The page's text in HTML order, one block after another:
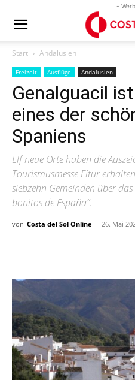
-
Start Andalusien
Freizeit Ausflüge Andalusien
Genalguacil
eines der
Spaniens
Elf neue Orte haben die
Tourismusmesse Fitur
siebzehn Gemeinden über
bonitos de España”.
von Costa del Sol Online - 26. Mai